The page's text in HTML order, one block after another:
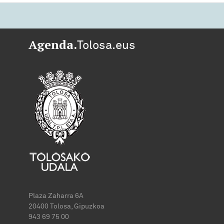
Agenda.Tolosa.eus
Plaza Zaharra 6A
20400 Tolosa, Gipuzkoa
943 69 75 00